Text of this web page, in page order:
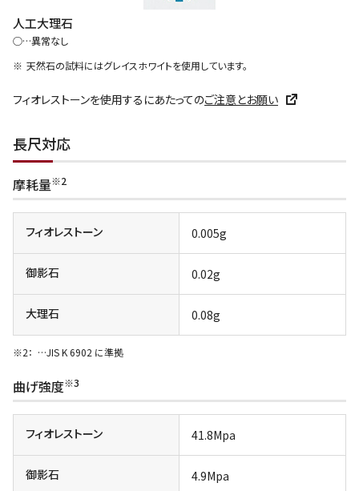
人工大理石
◯…異常なし
天然石の試料にはグレイスホワイトを使用しています。
フィオレストーンを使用するにあたってのご注意とお願い
長尺対応
摩耗量※2
フィオレストーン 0.005g
御影石 0.02g
大理石 0.08g
…JIS K 6902 に準拠
曲げ強度※3
フィオレストーン 41.8Mpa
御影石 4.9Mpa